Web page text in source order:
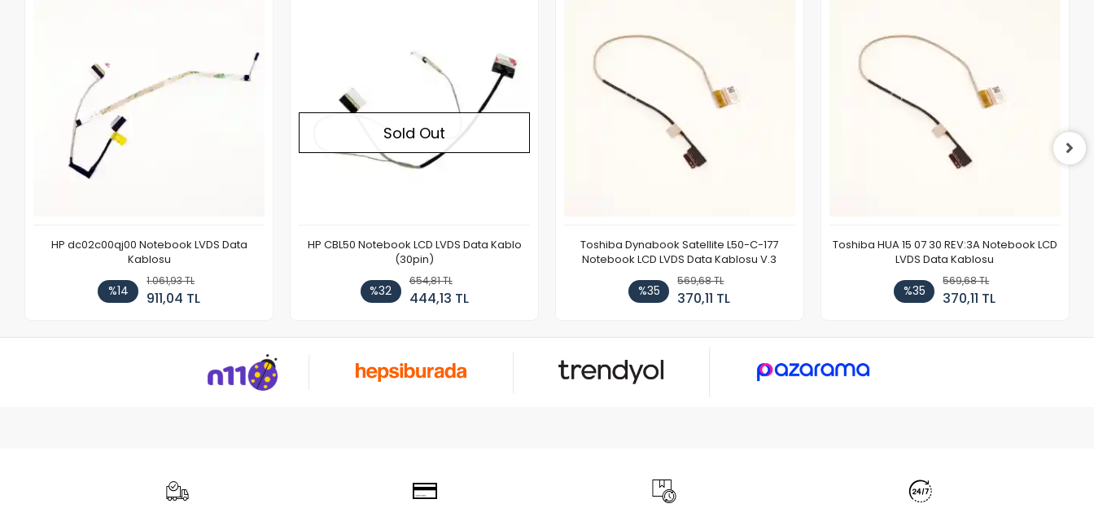
HP dc02c00qj00 Notebook LVDS Data
Kablosu
%14
1.061,93 TL
911,04 TL
Sold Out
HP CBL50 Notebook LCD LVDS Data Kablo
(30pin)
%32
654,81 TL
444,13 TL
Toshiba Dynabook Satellite L50-C-177
Notebook LCD LVDS Data Kablosu V.3
%35
569,68 TL
370,11 TL
Toshiba HUA 15 07 30 REV:3A Notebook LCD
LVDS Data Kablosu
%35
569,68 TL
370,11 TL